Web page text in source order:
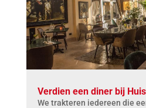
Verdien een diner bij
We trakteren iedereen die